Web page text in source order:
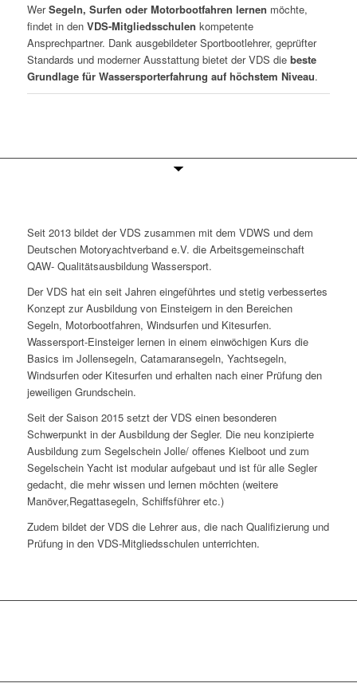
WerSegeln, Surfen oder Motorbootfahren lernen möchte,
findet in den VDS-Mitgliedsschulen kompetente
Ansprechpartner. Dank ausgebildeter Sportbootlehrer, geprüfter
Standards und moderner Ausstattung bietet der VDS die beste
Grundlage für Wassersporterfahrung auf höchstem Niveau.
Seit 2013 bildet der VDS zusammen mit dem VDWS und dem
Deutschen Motoryachtverband e.V. die Arbeitsgemeinschaft
QAW- Qualitätsausbildung Wassersport.
Der VDS hat ein seit Jahren eingeführtes und stetig verbessertes
Konzept zur Ausbildung von Einsteigern in den Bereichen
Segeln, Motorbootfahren, Windsurfen und Kitesurfen.
Wassersport-Einsteiger lernen in einem einwöchigen Kurs die
Basics im Jollensegeln, Catamaransegeln, Yachtsegeln,
Windsurfen oder Kitesurfen und erhalten nach einer Prüfung den
jeweiligen Grundschein.
Seit der Saison 2015 setzt der VDS einen besonderen
Schwerpunkt in der Ausbildung der Segler. Die neu konzipierte
Ausbildung zum Segelschein Jolle/ offenes Kielboot und zum
Segelschein Yacht ist modular aufgebaut und ist für alle Segler
gedacht, die mehr wissen und lernen möchten (weitere
Manöver,Regattasegeln, Schiffsführer etc.)
Zudem bildet der VDS die Lehrer aus, die nach Qualifizierung und
Prüfung in den VDS-Mitgliedsschulen unterrichten.